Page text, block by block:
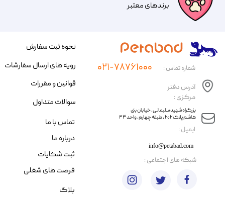
​​برندهای معتبر​​​​​​​
​ایمیل :
آدرس دفتر
مرکزی :
info@petabad.com
​​بزرگراه شهید سلیمانی، خیابان بنی
هاشم پلاک ۲۰۲ ، طبقه چهارم، واحد ۴۳
شماره تماس : ۰۲۱-۷۸۷۶۱۰۰۰
نحوه ثبت سفارش
رویه های ارسال سفارشات
قوانین و مقررات
سوالات متداول
تماس با ما
درباره ما
ثبت شکایات
فرصت های شغلی
​شبکه های اجتماعی :
بلاگ